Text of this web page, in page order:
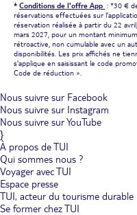
* Conditions de l'offre App : *30 €
réservations effectuées sur
réservation réalisée à partir du 22
mars 2027, pour un montant
rétroactive, non cumulable avec un
disponibilités. Les prix affichés ne
s'applique en saisissant le code
Code de réduction ».
Nous suivre sur Facebook
Nous suivre sur Instagram
Nous suivre sur YouTube
}
À propos de TUI
Qui sommes nous ?
Voyager avec TUI
Espace presse
TUI, acteur du tourisme durable
Se former chez TUI